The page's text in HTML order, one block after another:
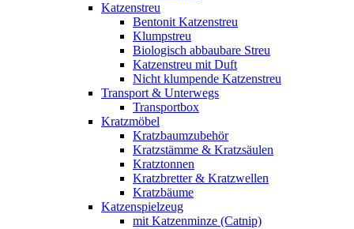
Katzenstreu
Bentonit Katzenstreu
Klumpstreu
Biologisch abbaubare Streu
Katzenstreu mit Duft
Nicht klumpende Katzenstreu
Transport & Unterwegs
Transportbox
Kratzmöbel
Kratzbaumzubehör
Kratzstämme & Kratzsäulen
Kratztonnen
Kratzbretter & Kratzwellen
Kratzbäume
Katzenspielzeug
mit Katzenminze (Catnip)